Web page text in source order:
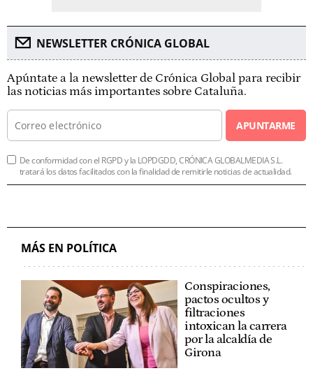
NEWSLETTER CRÓNICA GLOBAL
Apúntate a la newsletter de Crónica Global para recibir
las noticias más importantes sobre Cataluña.
APUNTARME
De conformidad con el RGPD y la LOPDGDD, CRÓNICA GLOBALMEDIA S.L.
tratará los datos facilitados con la finalidad de remitirle noticias de actualidad.
MÁS EN POLÍTICA
Conspiraciones,
pactos ocultos y
filtraciones
intoxican la carrera
por la alcaldía de
Girona